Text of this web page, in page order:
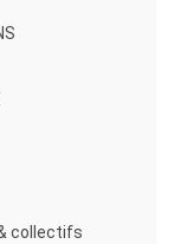
collectifs